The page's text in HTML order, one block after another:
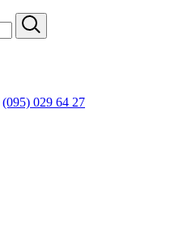
(095) 029 64 27